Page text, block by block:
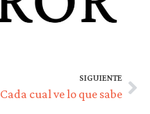
SIGUIENTE
Cada cual ve lo que sabe